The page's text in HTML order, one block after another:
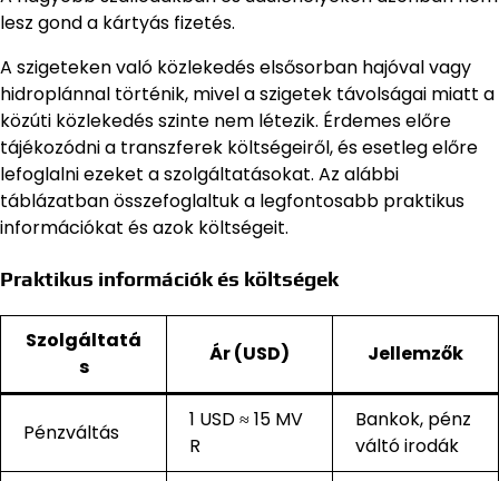
lesz gond a kártyás fizetés.
A szigeteken való közlekedés elsősorban hajóval vagy
hidroplánnal történik, mivel a szigetek távolságai miatt a
közúti közlekedés szinte nem létezik. Érdemes előre
tájékozódni a transzferek költségeiről, és esetleg előre
lefoglalni ezeket a szolgáltatásokat. Az alábbi
táblázatban összefoglaltuk a legfontosabb praktikus
információkat és azok költségeit.
Praktikus információk és költségek
Szolgáltatá
s
Ár (USD) Jellemzők
Pénzváltás
1 USD ≈ 15 MV
R
Bankok, pénz
váltó irodák